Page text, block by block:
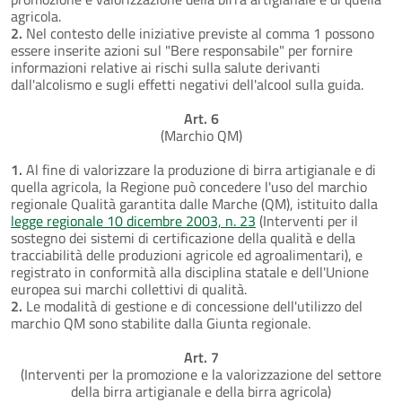
agricola.
2. Nel contesto delle iniziative previste al comma 1 possono
essere inserite azioni sul "Bere responsabile" per fornire
informazioni relative ai rischi sulla salute derivanti
dall'alcolismo e sugli effetti negativi dell'alcool sulla guida.
Art. 6
(Marchio QM)
1. Al fine di valorizzare la produzione di birra artigianale e di
quella agricola, la Regione può concedere l'uso del marchio
regionale Qualità garantita dalle Marche (QM), istituito dalla
legge regionale 10 dicembre 2003, n. 23 (Interventi per il
sostegno dei sistemi di certificazione della qualità e della
tracciabilità delle produzioni agricole ed agroalimentari), e
registrato in conformità alla disciplina statale e dell'Unione
europea sui marchi collettivi di qualità.
2. Le modalità di gestione e di concessione dell'utilizzo del
marchio QM sono stabilite dalla Giunta regionale.
Art. 7
(Interventi per la promozione e la valorizzazione del settore
della birra artigianale e della birra agricola)